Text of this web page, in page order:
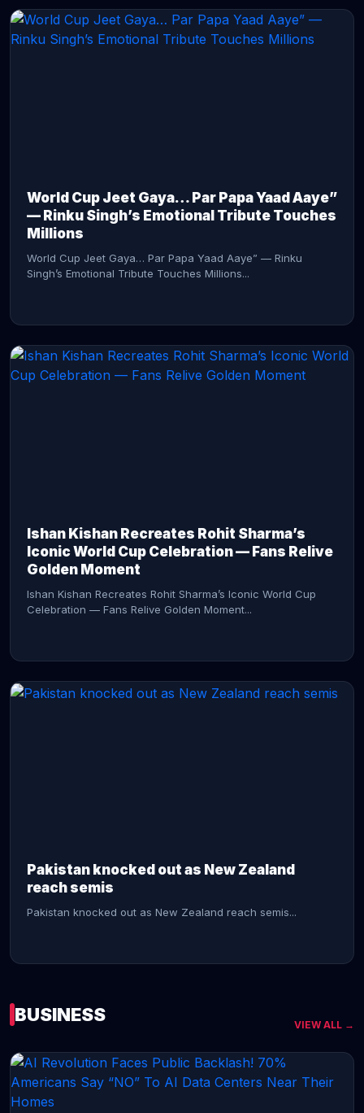
World Cup Jeet Gaya… Par Papa Yaad Aaye”
— Rinku Singh’s Emotional Tribute Touches
Millions
World Cup Jeet Gaya… Par Papa Yaad Aaye” — Rinku
Singh’s Emotional Tribute Touches Millions...
Ishan Kishan Recreates Rohit Sharma’s
Iconic World Cup Celebration — Fans Relive
Golden Moment
Ishan Kishan Recreates Rohit Sharma’s Iconic World Cup
Celebration — Fans Relive Golden Moment...
Pakistan knocked out as New Zealand
reach semis
Pakistan knocked out as New Zealand reach semis...
CONTINUE READING →
BUSINESS VIEW ALL →